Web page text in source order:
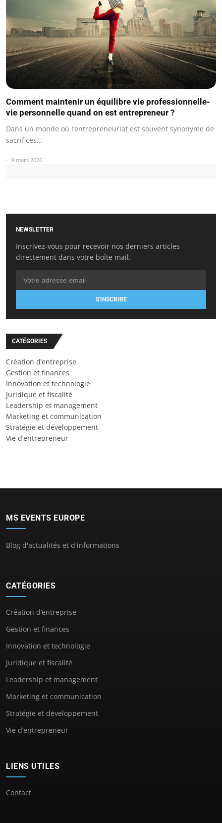
Comment maintenir un équilibre vie professionnelle-
vie personnelle quand on est entrepreneur ?
Dans un monde où l’entrepreneuriat est souvent synonyme de
sacrifices…
8 mars 2026
NEWSLETTER
Inscrivez-vous pour recevoir nos derniers articles
directement dans votre boîte mail.
S'INSCRIRE
CATÉGORIES
Création d’entreprise
Gestion et finances
Innovation et technologie
Juridique et fiscalité
Leadership et management
Marketing et communication
Stratégie et développement
Vie d’entrepreneur
MS EVENTS EUROPE
Blog d'actualités et d'informations
CATÉGORIES
Création d’entreprise
Gestion et finances
Innovation et technologie
Juridique et fiscalité
Leadership et management
Marketing et communication
Stratégie et développement
Vie d’entrepreneur
LIENS UTILES
Contact